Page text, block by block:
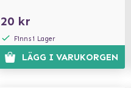
20 kr
Finns i Lager
LÄGG I VARUKORGEN